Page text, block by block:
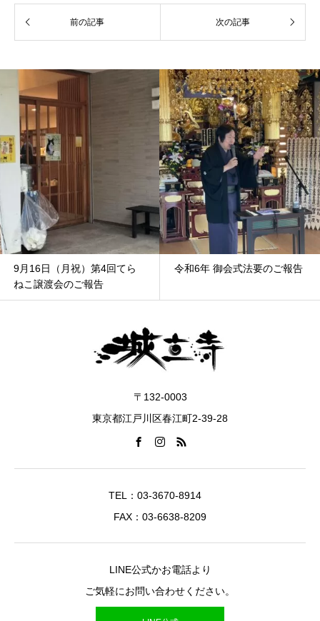
9月16日（月祝）第4回てら
ねこ譲渡会のご報告
令和6年 御会式法要のご報告
〒132-0003
東京都江戸川区春江町2-39-28
TEL：03-3670-8914
FAX：03-6638-8209
LINE公式かお電話より
ご気軽にお問い合わせください。